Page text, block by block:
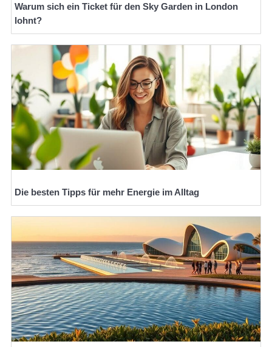
Warum sich ein Ticket für den Sky Garden in London
lohnt?
Die besten Tipps für mehr Energie im Alltag